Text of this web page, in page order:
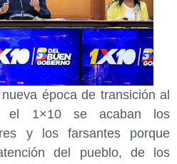
época de transición al
el 1×10 se acaban los
y los farsantes porque
del pueblo, de los